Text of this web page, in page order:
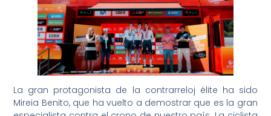
La gran protagonista de la contrarreloj élite ha sido
Mireia Benito, que ha vuelto a demostrar que es la gran